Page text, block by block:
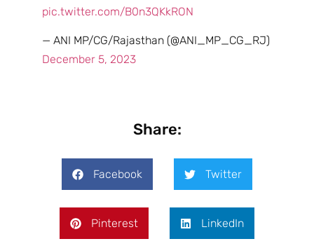
pic.twitter.com/B0n3QKkRON
— ANI MP/CG/Rajasthan (@ANI_MP_CG_RJ)
December 5, 2023
Share:
Facebook Twitter
Pinterest LinkedIn